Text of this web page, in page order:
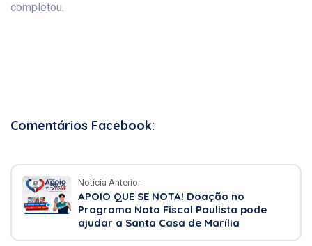
completou.
Comentários Facebook:
Notícia Anterior
APOIO QUE SE NOTA! Doação no
Programa Nota Fiscal Paulista pode
ajudar a Santa Casa de Marília